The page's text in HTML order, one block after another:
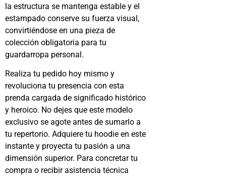
la estructura se mantenga estable y el
estampado conserve su fuerza visual,
convirtiéndose en una pieza de
colección obligatoria para tu
guardarropa personal.
Realiza tu pedido hoy mismo y
revoluciona tu presencia con esta
prenda cargada de significado histórico
y heroico. No dejes que este modelo
exclusivo se agote antes de sumarlo a
tu repertorio. Adquiere tu hoodie en este
instante y proyecta tu pasión a una
dimensión superior. Para concretar tu
compra o recibir asistencia técnica